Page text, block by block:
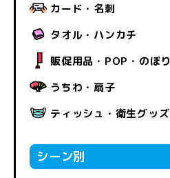
カード・名刺
タオル・ハンカチ
販促用品・POP・のぼり
うちわ・扇子
ティッシュ・衛生グッズ
シーン別